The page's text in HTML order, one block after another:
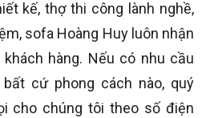
kế, thợ thi công lành nghề,
sofa Hoàng Huy luôn nhận
hàng. Nếu có nhu cầu
cứ phong cách nào, quý
cho chúng tôi theo số điện